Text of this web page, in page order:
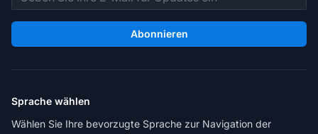
Abonnieren
Sprache wählen
Wählen Sie Ihre bevorzugte Sprache zur Navigation der